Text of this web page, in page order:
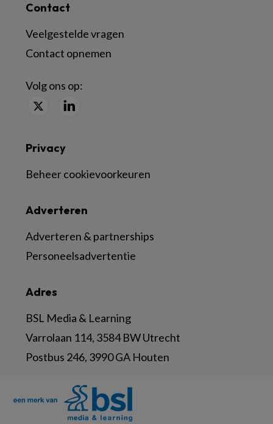
Contact
Veelgestelde vragen
Contact opnemen
Volg ons op:
Adres
BSL Media & Learning
Varrolaan 114, 3584 BW Utrecht
Postbus 246, 3990 GA Houten
Adverteren
Adverteren & partnerships
Personeelsadvertentie
Privacy
Beheer cookievoorkeuren